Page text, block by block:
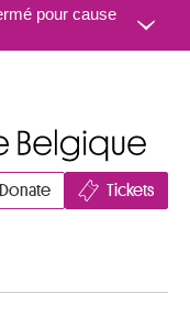
contenupour cause
Tickets